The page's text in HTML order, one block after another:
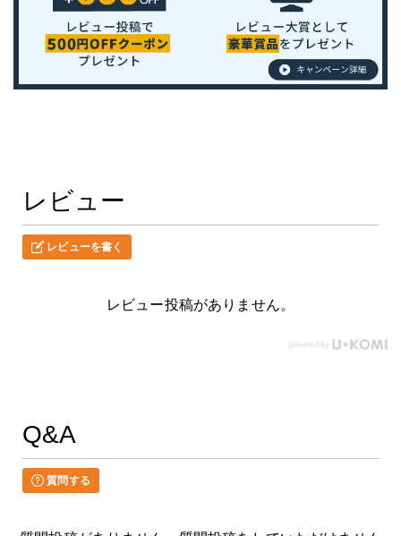
レビュー
レビューを書く
レビュー投稿がありません。
Q&A
質問する